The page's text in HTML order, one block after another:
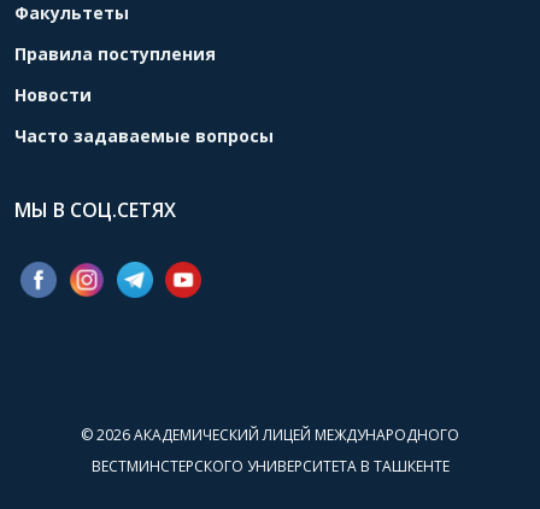
Факультеты
Правила поступления
Новости
Часто задаваемые вопросы
МЫ В СОЦ.СЕТЯХ
© 2026АКАДЕМИЧЕСКИЙ ЛИЦЕЙ МЕЖДУНАРОДНОГО
ВЕСТМИНСТЕРСКОГО УНИВЕРСИТЕТА В ТАШКЕНТЕ